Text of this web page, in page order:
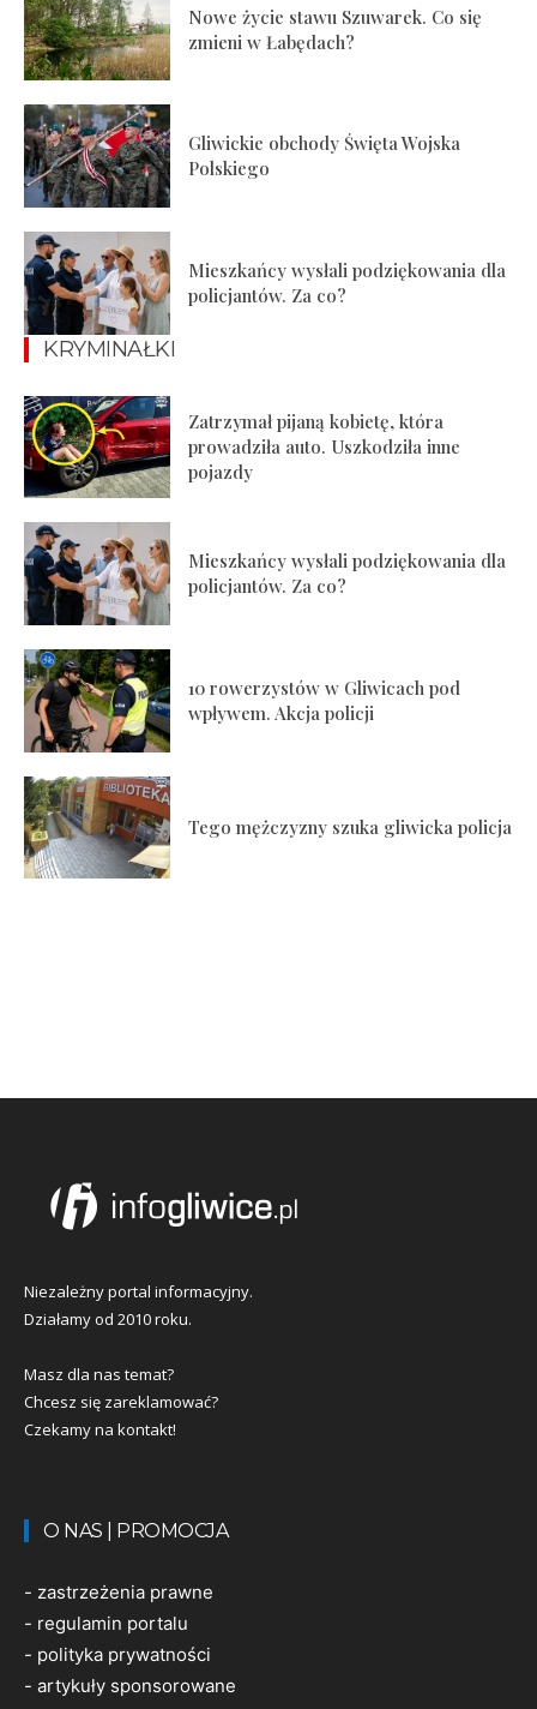
Nowe życie stawu Szuwarek. Co się
zmieni w Łabędach?
Gliwickie obchody Święta Wojska
Polskiego
Mieszkańcy wysłali podziękowania dla
policjantów. Za co?
KRYMINAŁKI
Zatrzymał pijaną kobietę, która
prowadziła auto. Uszkodziła inne
pojazdy
Mieszkańcy wysłali podziękowania dla
policjantów. Za co?
10 rowerzystów w Gliwicach pod
wpływem. Akcja policji
Tego mężczyzny szuka gliwicka policja
Niezależny portal informacyjny.
Działamy od 2010 roku.
Masz dla nas temat?
Chcesz się zareklamować?
Czekamy na kontakt!
O NAS | PROMOCJA
- zastrzeżenia prawne
- regulamin portalu
- polityka prywatności
- artykuły sponsorowane